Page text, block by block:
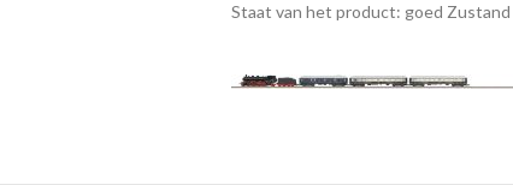
Staat van het product: goed